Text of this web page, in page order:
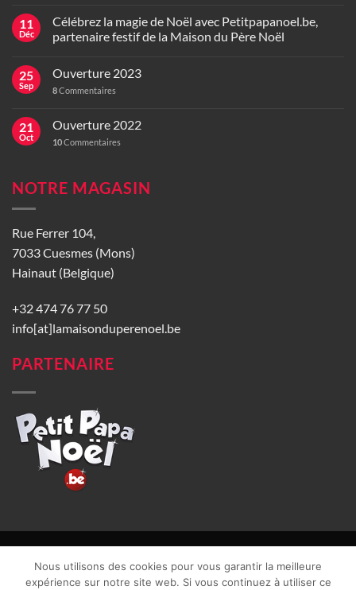
11
Déc
Célébrez la magie de Noël avec Petitpapanoel.be,
partenaire festif de la Maison du Père Noël
25
Sep
Ouverture 2023
8Commentaires
21
Oct
Ouverture 2022
10Commentaires
NOTRE MAGASIN
Rue Ferrer 104,
7033 Cuesmes (Mons)
Hainaut (Belgique)
+32 474 76 77 50
info[at]lamaisonduperenoel.be
PARTENAIRE
CGU| Vie privée| TVA : BE0840965749 | Site web réalisé par
Nous utilisons des cookies pour vous garantir la meilleure
expérience sur notre site web. Si vous continuez à utiliser ce